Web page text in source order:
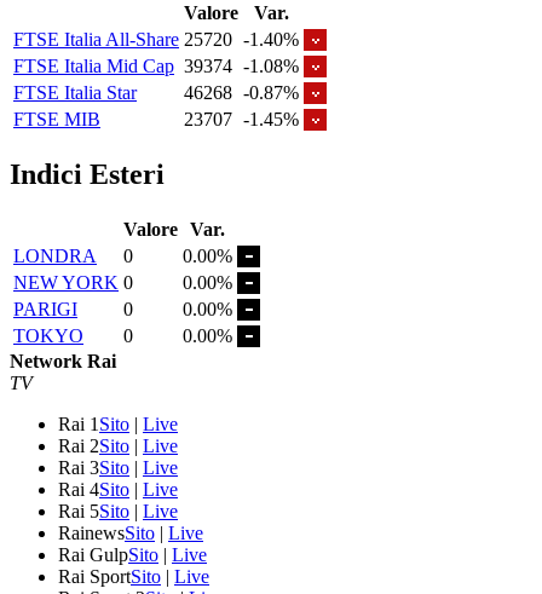
Valore
Var.
FTSE Italia All-Share 25720 -1.40%
FTSE Italia Mid Cap 39374 -1.08%
FTSE Italia Star
46268 -0.87%
FTSE MIB
23707 -1.45%
Indici Esteri
Valore Var.
LONDRA
0
0.00%
NEW YORK 0
0.00%
PARIGI
0
0.00%
TOKYO
0
0.00%
Network Rai
TV
Rai 1 Sito | Live
Rai 2Sito | Live
Rai 3Sito | Live
Rai 4Sito | Live
Rai 5Sito | Live
RainewsSito | Live
Rai GulpSito | Live
Rai SportSito | Live